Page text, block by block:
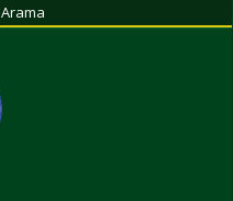
Arama